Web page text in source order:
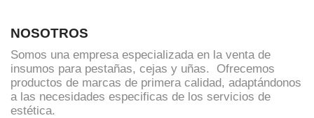
NOSOTROS
Somos una empresa especializada en la venta de
insumos para pestañas, cejas y uñas. Ofrecemos
productos de marcas de primera calidad, adaptándonos
a las necesidades especificas de los servicios de
estética.